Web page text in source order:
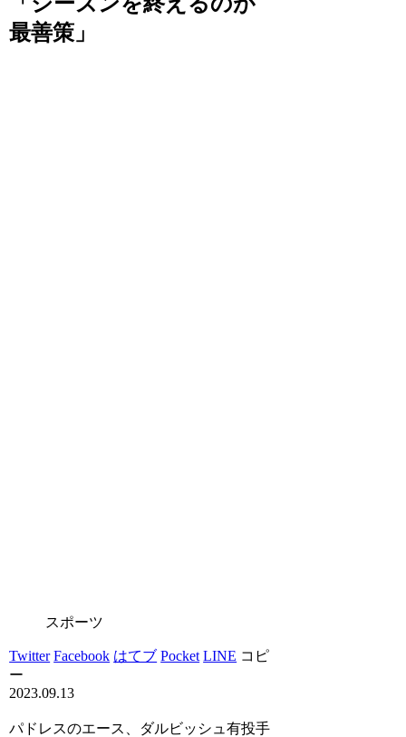
最善策」
スポーツ
Twitter Facebook はてブ Pocket LINE コピ
ー
2023.09.13
パドレスのエース、ダルビッシュ有投手